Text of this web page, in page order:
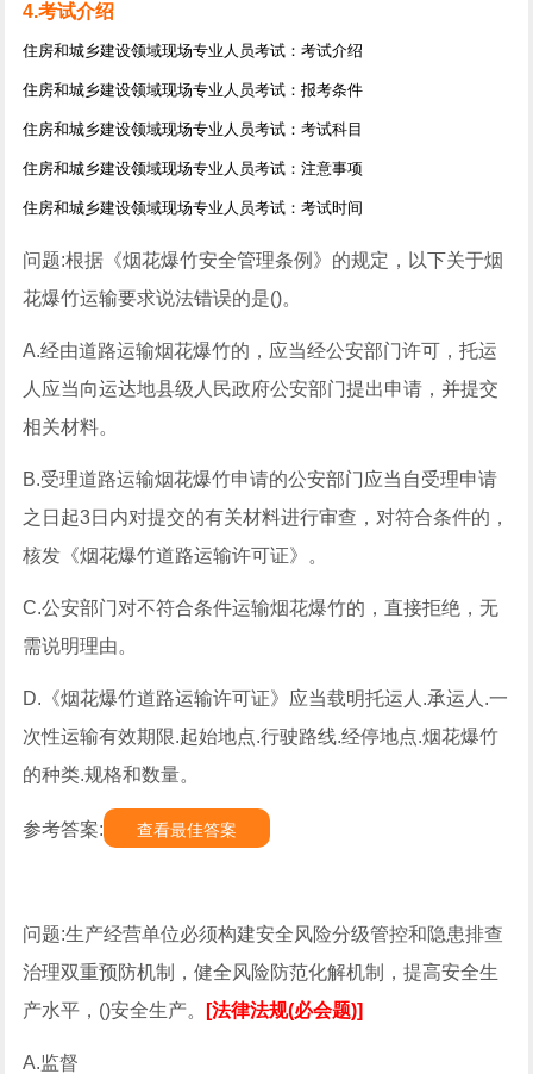
4.考试介绍
住房和城乡建设领域现场专业人员考试：考试介绍
住房和城乡建设领域现场专业人员考试：报考条件
住房和城乡建设领域现场专业人员考试：考试科目
住房和城乡建设领域现场专业人员考试：注意事项
住房和城乡建设领域现场专业人员考试：考试时间
问题:根据《烟花爆竹安全管理条例》的规定，以下关于烟
花爆竹运输要求说法错误的是()。
A.经由道路运输烟花爆竹的，应当经公安部门许可，托运
人应当向运达地县级人民政府公安部门提出申请，并提交
相关材料。
B.受理道路运输烟花爆竹申请的公安部门应当自受理申请
之日起3日内对提交的有关材料进行审查，对符合条件的，
核发《烟花爆竹道路运输许可证》。
C.公安部门对不符合条件运输烟花爆竹的，直接拒绝，无
需说明理由。
D.《烟花爆竹道路运输许可证》应当载明托运人.承运人.一
次性运输有效期限.起始地点.行驶路线.经停地点.烟花爆竹
的种类.规格和数量。
参考答案: 查看最佳答案
问题:生产经营单位必须构建安全风险分级管控和隐患排查
治理双重预防机制，健全风险防范化解机制，提高安全生
产水平，()安全生产。
[法律法规(必会题)]
A.监督